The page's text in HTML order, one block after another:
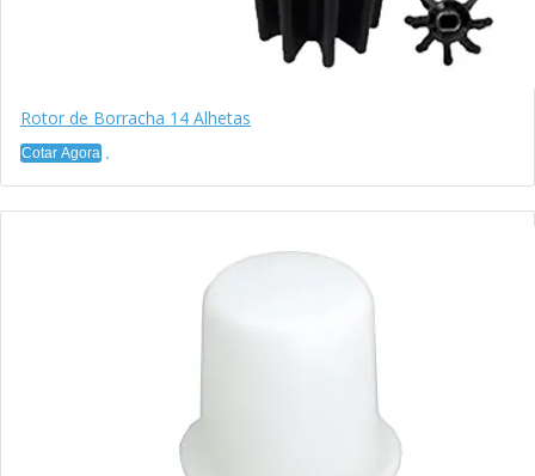
Rotor de Borracha 14 Alhetas
Cotar Agora